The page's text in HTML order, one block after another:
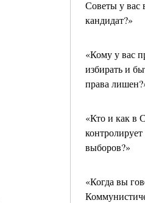
Советы у вас
кандидат?»
«Кому у вас
избирать и
права
«Кто и как в
выборов?»
«Когда вы